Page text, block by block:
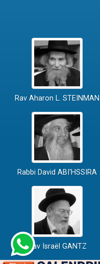
Rav Aharon L. STEINMAN
Rabbi David ABI'HSSIRA
Rav Israël GANTZ